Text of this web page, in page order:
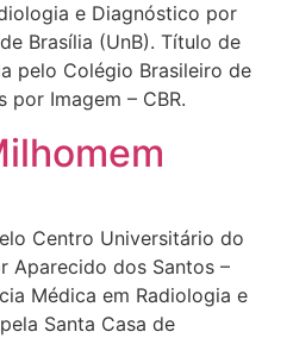
e Diagnóstico por
Brasília (UnB). Título de
pelo Colégio Brasileiro de
por Imagem – CBR.
Centro Universitário do
Aparecido dos Santos –
Médica em Radiologia e
Santa Casa de